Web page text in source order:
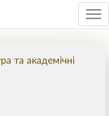
та академічні